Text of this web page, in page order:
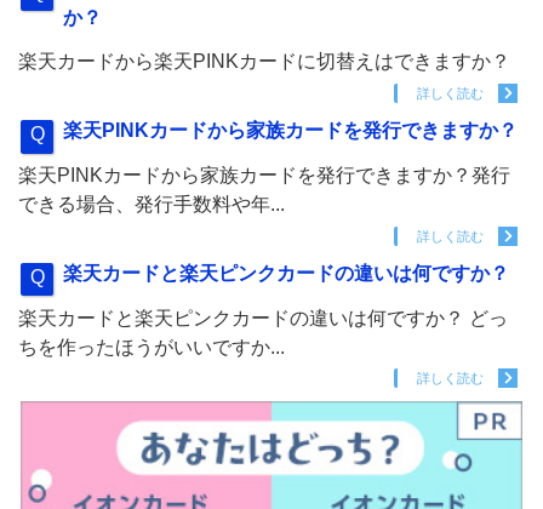
か？
楽天カードから楽天PINKカードに切替えはできますか？
詳しく読む
楽天PINKカードから家族カードを発行できますか？
楽天PINKカードから家族カードを発行できますか？発行
できる場合、発行手数料や年...
詳しく読む
楽天カードと楽天ピンクカードの違いは何ですか？
楽天カードと楽天ピンクカードの違いは何ですか？ どっ
ちを作ったほうがいいですか...
詳しく読む